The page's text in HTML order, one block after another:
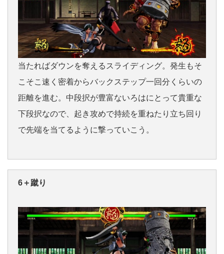
当たればダウンを奪えるスライディング。発生もそ
こそこ速く密着からバックステップ一回分くらいの
距離を進む。中段択が豊富ないろはにとって貴重な
下段択なので、起き攻めで持続を重ねたり立ち回り
で先端を当てるように撃っていこう。
6＋蹴り